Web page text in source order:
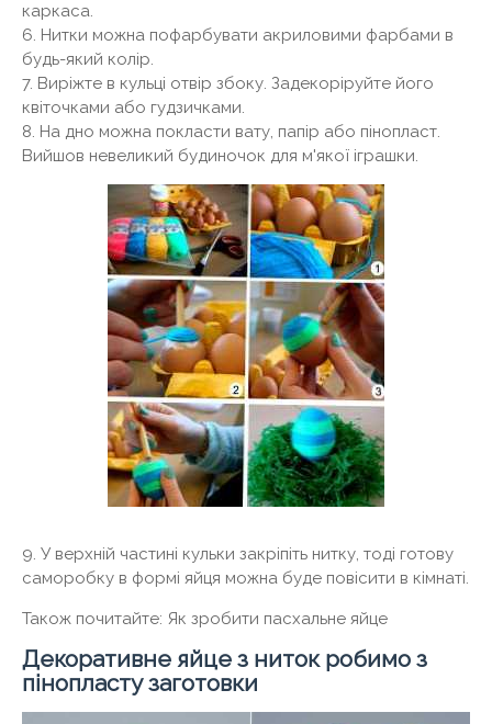
каркаса.
6. Нитки можна пофарбувати акриловими фарбами в
будь-який колір.
7. Виріжте в кульці отвір збоку. Задекоріруйте його
квіточками або гудзичками.
8. На дно можна покласти вату, папір або пінопласт.
Вийшов невеликий будиночок для м'якої іграшки.
9. У верхній частині кульки закріпіть нитку, тоді готову
саморобку в формі яйця можна буде повісити в кімнаті.
Також почитайте: Як зробити пасхальне яйце
Декоративне яйце з ниток робимо з
пінопласту заготовки